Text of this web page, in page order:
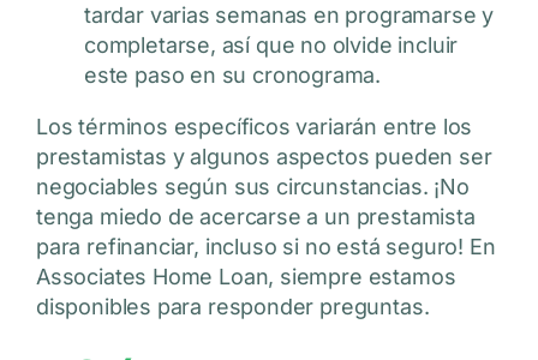
tardar varias semanas en programarse y
completarse, así que no olvide incluir
este paso en su cronograma.
Los términos específicos variarán entre los
prestamistas y algunos aspectos pueden ser
negociables según sus circunstancias. ¡No
tenga miedo de acercarse a un prestamista
para refinanciar, incluso si no está seguro! En
Associates Home Loan, siempre estamos
disponibles para responder preguntas.